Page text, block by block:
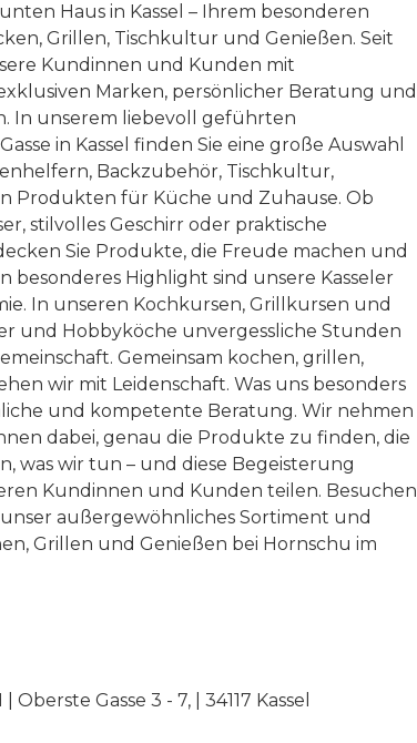
Haus in Kassel – Ihrem besonderen
Grillen, Tischkultur und Genießen. Seit
Kundinnen und Kunden mit
Marken, persönlicher Beratung und
In unserem liebevoll geführten
in Kassel finden Sie eine große Auswahl
Backzubehör, Tischkultur,
Produkten für Küche und Zuhause. Ob
stilvolles Geschirr oder praktische
Sie Produkte, die Freude machen und
besonderes Highlight sind unsere Kasseler
In unseren Kochkursen, Grillkursen und
und Hobbyköche unvergessliche Stunden
Gemeinsam kochen, grillen,
wir mit Leidenschaft. Was uns besonders
und kompetente Beratung. Wir nehmen
dabei, genau die Produkte zu finden, die
was wir tun – und diese Begeisterung
Kundinnen und Kunden teilen. Besuchen
unser außergewöhnliches Sortiment und
Grillen und Genießen bei Hornschu im
Gasse 3 - 7, | 34117 Kassel